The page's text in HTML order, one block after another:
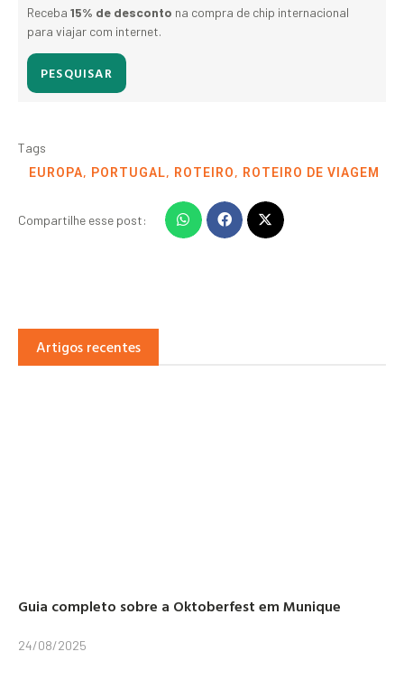
Receba 15% de desconto na compra de chip internacional
para viajar com internet.
PESQUISAR
Tags
EUROPA, PORTUGAL, ROTEIRO, ROTEIRO DE VIAGEM
Compartilhe esse post:
Artigos recentes
Guia completo sobre a Oktoberfest em Munique
24/08/2025